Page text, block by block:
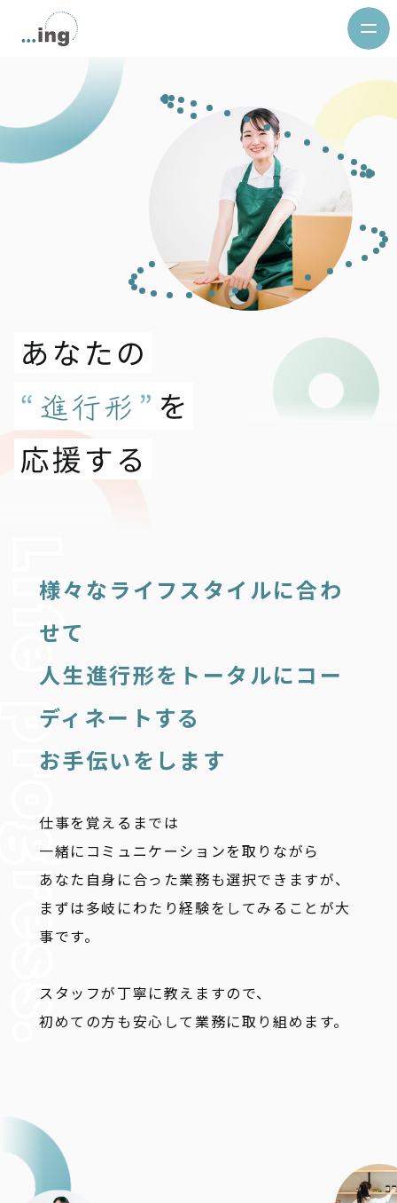
様々なライフスタイルに合わ
せて
人生進行形をトータルにコー
ディネートする
お手伝いをします
仕事を覚えるまでは
一緒にコミュニケーションを取りながら
あなた自身に合った業務も選択できますが、
まずは多岐にわたり経験をしてみることが大
事です。
スタッフが丁寧に教えますので、
初めての方も安心して業務に取り組めます。